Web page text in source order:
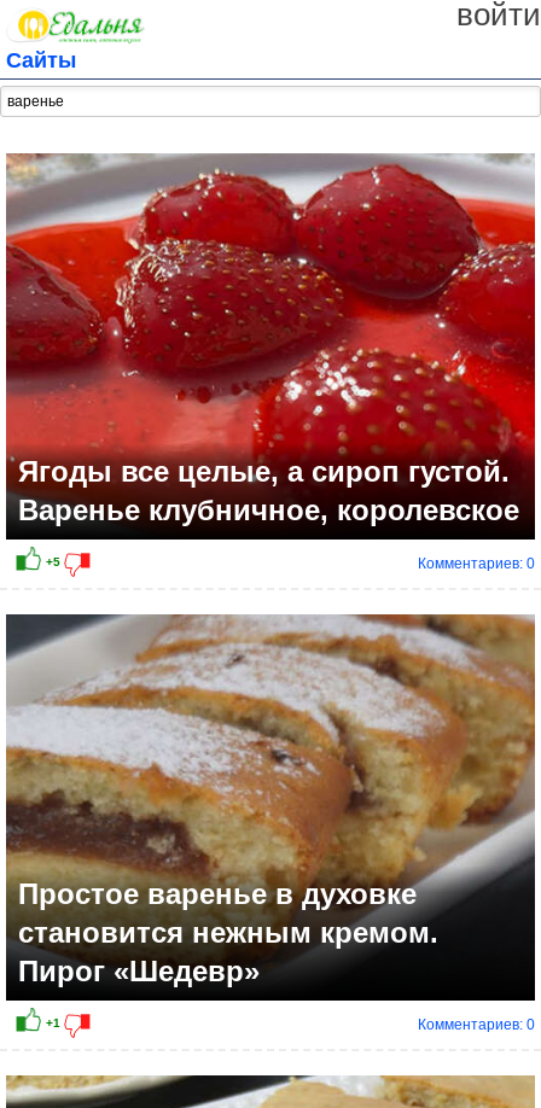
войти
Сайты
Ягоды все целые, а сироп густой.
Варенье клубничное, королевское
Комментариев: 0
Простое варенье в духовке
становится нежным кремом.
Пирог «Шедевр»
Комментариев: 0